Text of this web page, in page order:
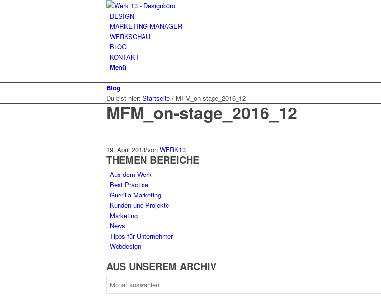
DESIGN
MARKETING MANAGER
WERKSCHAU
BLOG
KONTAKT
Menü
Blog
Du bist hier: Startseite / MFM_on-stage_2016_12
MFM_on-stage_2016_12
19. April 2018/von WERK13
THEMEN BEREICHE
Aus dem Werk
Best Practice
Guerilla Marketing
Kunden und Projekte
Marketing
News
Tipps für Unternehmer
Webdesign
AUS UNSEREM ARCHIV